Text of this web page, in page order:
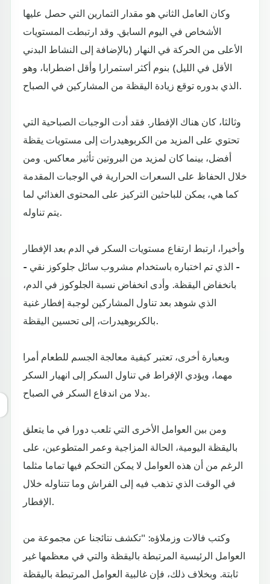
وكان العامل الثاني هو مقدار التمارين التي حصل عليها
الأشخاص في اليوم السابق. وقد ارتبطت المستويات
الأعلى من الحركة في النهار (بالإضافة إلى النشاط البدني
الأقل في الليل) بنوم أكثر استمرارا وأقل اضطرابا، وهو
الذي بدوره توقع زيادة اليقظة من المشاركين في الصباح.
وثالثا، كان هناك الإفطار. فقد أدت الوجبات الصباحية التي
تحتوي على المزيد من الكربوهيدرات إلى مستويات يقظة
أفضل، بينما كان لمزيد من البروتين تأثير معاكس. ومن
خلال الحفاظ على السعرات الحرارية في الوجبات المقدمة
كما هي، يمكن للباحثين التركيز على المحتوى الغذائي لما
يتم تناوله.
وأخيرا، ارتبط ارتفاع مستويات السكر في الدم بعد الإفطار
- الذي تم اختباره باستخدام مشروب سائل جلوكوز نقي -
بانخفاض اليقظة. وأدى انخفاض نسبة الجلوكوز في الدم،
الذي شوهد بعد تناول المشاركين لوجبة إفطار غنية
بالكربوهيدرات، إلى تحسين اليقظة.
وبعبارة أخرى، تعتبر كيفية معالجة الجسم للطعام أمرا
مهما، ويؤدي الإفراط في تناول السكر إلى انهيار السكر
بدلا من اندفاع السكر في الصباح.
ومن بين العوامل الأخرى التي تلعب دورا في ما يتعلق
باليقظة اليومية، الحالة المزاجية وعمر المتطوعين، على
الرغم من أن هذه العوامل لا يمكن التحكم فيها تماما مثلما
في الوقت الذي تذهب فيه إلى الفراش وما تتناوله خلال
الإفطار.
وكتب فالات وزملاؤه: "تكشف نتائجنا عن مجموعة من
العوامل الرئيسية المرتبطة باليقظة والتي في معظمها غير
ثابتة. وبخلاف ذلك، فإن غالبية العوامل المرتبطة باليقظة